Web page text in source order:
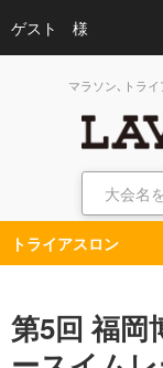
ゲスト 様
マラソン､トラ
トライアスロン
第5回 福岡